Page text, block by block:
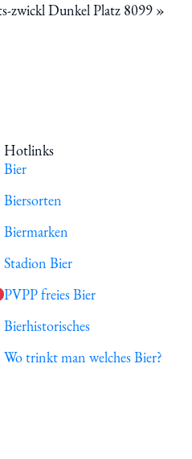
zwickl Dunkel Platz 8099 »
Hotlinks
Bier
Biersorten
Biermarken
Stadion Bier
PVPP freies Bier
Bierhistorisches
Wo trinkt man welches Bier?